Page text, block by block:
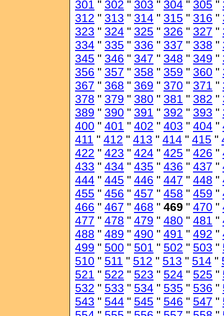
301 " 302 " 303 " 304 " 305 "
312 " 313 " 314 " 315 " 316 "
323 " 324 " 325 " 326 " 327 "
334 " 335 " 336 " 337 " 338 "
345 " 346 " 347 " 348 " 349 "
356 " 357 " 358 " 359 " 360 "
367 " 368 " 369 " 370 " 371 "
378 " 379 " 380 " 381 " 382 "
389 " 390 " 391 " 392 " 393 "
400 " 401 " 402 " 403 " 404 "
411 " 412 " 413 " 414 " 415 "
422 " 423 " 424 " 425 " 426 "
433 " 434 " 435 " 436 " 437 "
444 " 445 " 446 " 447 " 448 "
455 " 456 " 457 " 458 " 459 "
466 " 467 " 468 " 469 " 470 "
477 " 478 " 479 " 480 " 481 "
488 " 489 " 490 " 491 " 492 "
499 " 500 " 501 " 502 " 503 "
510 " 511 " 512 " 513 " 514 "
521 " 522 " 523 " 524 " 525 "
532 " 533 " 534 " 535 " 536 "
543 " 544 " 545 " 546 " 547 "